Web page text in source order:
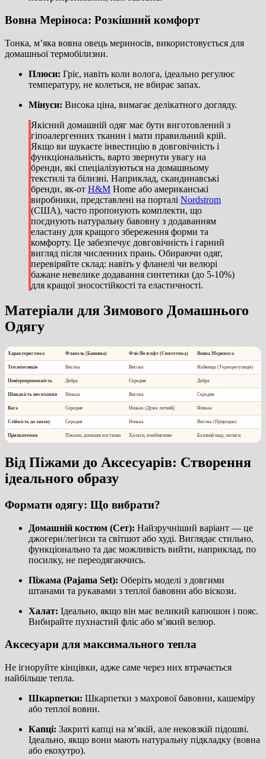
Вовна Меріноса: Розкішний комфорт
Тонка, м’яка вовна овець мериносів, використовується для
домашньої термобілизни.
Плюси: Гріє, навіть коли волога, ідеально регулює
температуру, не колеться, не вбирає запах.
Мінуси: Висока ціна, вимагає делікатного догляду.
Якісний домашній одяг має бути виготовлений з
гіпоалергенних тканин і мати правильний крій.
Якщо ви шукаєте інвестицію в довговічність і
функціональність, варто звернути увагу на
бренди, які спеціалізуються на домашньому
текстилі та білизні. Наприклад, скандинавські
бренди, як-от H&M Home або американські
виробники, представлені на порталі Nordstrom
(США), часто пропонують комплекти, що
поєднують натуральну бавовну з додаванням
еластану для кращого збереження форми та
комфорту. Це забезпечує довговічність і гарний
вигляд після численних прань. Обираючи одяг,
перевіряйте склад: навіть у фланелі чи велюрі
бажане невелике додавання синтетики (до 5-10%)
для кращої зносостійкості та еластичності.
Матеріали для Зимового Домашнього
Одягу
Характеристика Фланель (Бавовна) Фліс/Велсофт (Синтетика) Вовна Мериноса
Теплоізоляція Висока Висока Найвища (Терморегуляція)
Повітропроникність Добра Середня Добра
Швидкість висихання Низька Висока Середня
Вага Середня Низька (Дуже легкий) Низька
Стійкість до запаху Середня Низька Висока (Природна)
Призначення Піжами, домашні костюми Халати, комбінезони Базовий шар, легінси
Від Піжами до Аксесуарів: Створення
ідеального образу
Формати одягу: Що вибрати?
Домашній костюм (Сет): Найзручніший варіант — це
джогери/легінси та світшот або худі. Виглядає стильно,
функціонально та дає можливість вийти, наприклад, по
посилку, не переодягаючись.
Піжама (Pajama Set): Оберіть моделі з довгими
штанами та рукавами з теплої бавовни або віскози.
Халат: Ідеально, якщо він має великий капюшон і пояс.
Вибирайте пухнастий фліс або м’який велюр.
Аксесуари для максимального тепла
Не ігноруйте кінцівки, адже саме через них втрачається
найбільше тепла.
Шкарпетки: Шкарпетки з махрової бавовни, кашеміру
або теплої вовни.
Капці: Закриті капці на м’якій, але нековзкій підошві.
Ідеально, якщо вони мають натуральну підкладку (вовна
або екохутро).